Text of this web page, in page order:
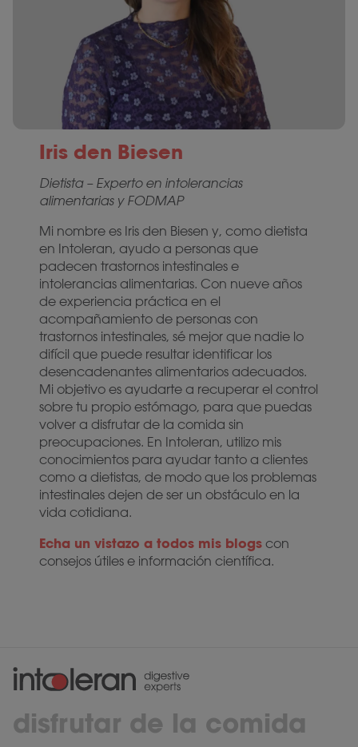
Iris den Biesen
Dietista – Experto en intolerancias
alimentarias y FODMAP
Mi nombre es Iris den Biesen y, como dietista
en Intoleran, ayudo a personas que
padecen trastornos intestinales e
intolerancias alimentarias. Con nueve años
de experiencia práctica en el
acompañamiento de personas con
trastornos intestinales, sé mejor que nadie lo
difícil que puede resultar identificar los
desencadenantes alimentarios adecuados.
Mi objetivo es ayudarte a recuperar el control
sobre tu propio estómago, para que puedas
volver a disfrutar de la comida sin
preocupaciones. En Intoleran, utilizo mis
conocimientos para ayudar tanto a clientes
como a dietistas, de modo que los problemas
intestinales dejen de ser un obstáculo en la
vida cotidiana.
Echa un vistazo a todos mis blogs con
consejos útiles e información científica.
disfrutar de la comida